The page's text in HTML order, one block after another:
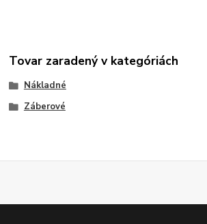
Tovar zaradený v kategóriách
Nákladné
Záberové